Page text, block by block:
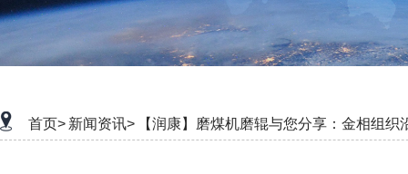
首页> 新闻资讯> 【润康】磨煤机磨辊与您分享：金相组织